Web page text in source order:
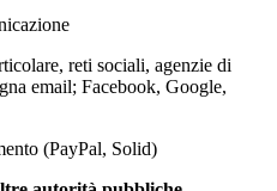
reti sociali, agenzie di
email; Facebook, Google,
(PayPal, Solid)